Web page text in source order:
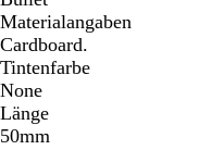
Materialangaben
Cardboard.
Tintenfarbe
None
Länge
50mm